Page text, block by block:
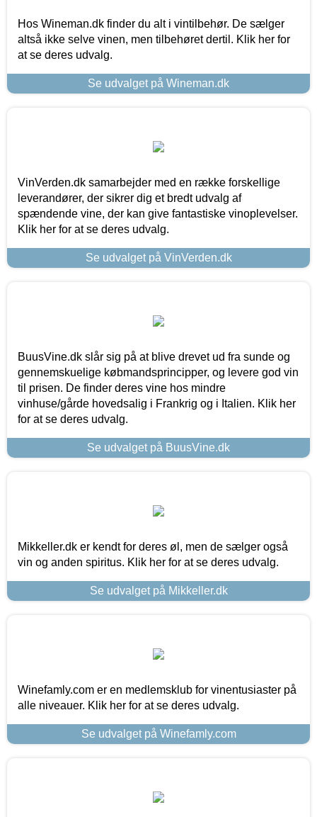
Hos Wineman.dk finder du alt i vintilbehør. De sælger
altså ikke selve vinen, men tilbehøret dertil. Klik her for
at se deres udvalg.
Se udvalget på Wineman.dk
VinVerden.dk samarbejder med en række forskellige
leverandører, der sikrer dig et bredt udvalg af
spændende vine, der kan give fantastiske vinoplevelser.
Klik her for at se deres udvalg.
Se udvalget på VinVerden.dk
BuusVine.dk slår sig på at blive drevet ud fra sunde og
gennemskuelige købmandsprincipper, og levere god vin
til prisen. De finder deres vine hos mindre
vinhuse/gårde hovedsalig i Frankrig og i Italien. Klik her
for at se deres udvalg.
Se udvalget på BuusVine.dk
Mikkeller.dk er kendt for deres øl, men de sælger også
vin og anden spiritus. Klik her for at se deres udvalg.
Se udvalget på Mikkeller.dk
Winefamly.com er en medlemsklub for vinentusiaster på
alle niveauer. Klik her for at se deres udvalg.
Se udvalget på Winefamly.com